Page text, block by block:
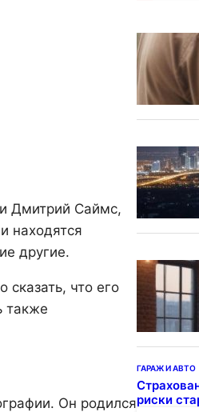
Дмитрий Саймс,
находятся
другие.
что его
также
Он родился
ГАРАЖ И АВТО
риски